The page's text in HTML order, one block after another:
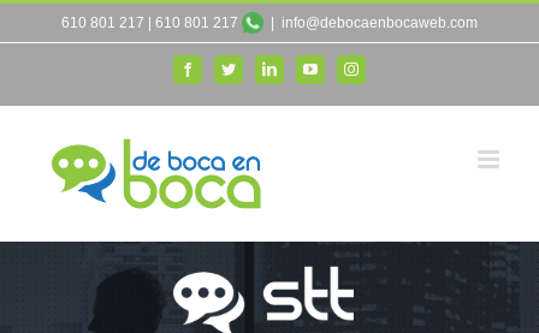
al
610 801 217 610 801 217 info@debocaenbocaweb.com
FacebookTwitterLinkedInYouTubeInstagram